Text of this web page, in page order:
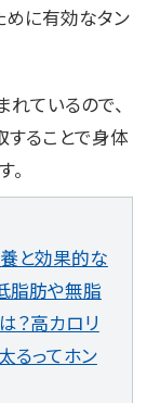
めに有効なタン
ているので、
ることで身体
と効果的な
脂肪や無脂
？高カロリ
るってホン